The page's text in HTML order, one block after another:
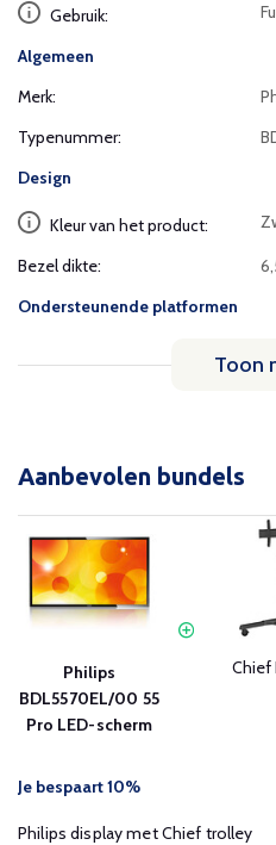
Gebruik:
Algemeen
Merk:
Typenummer:
Design
Kleur van het product:
Bezel dikte:
Ondersteunende platformen
Toon
Aanbevolen bundels
Philips
BDL5570EL/00 55
Pro LED-scherm
Chief
Je bespaart 10%
Philips display met Chief trolley